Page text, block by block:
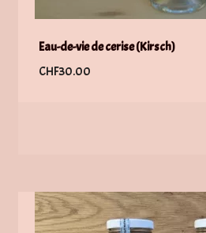
Eau-de-vie de cerise (Kirsch)
CHF30.00